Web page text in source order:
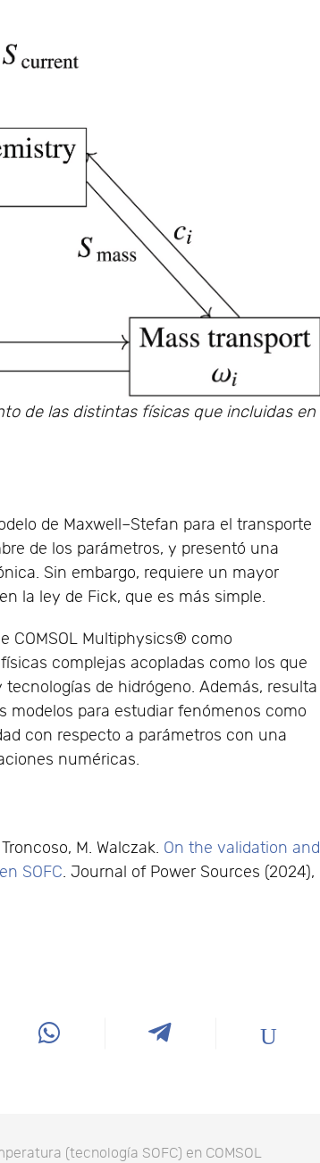
de las distintas físicas que incluidas en
de Maxwell–Stefan para el transporte
de los parámetros, y presentó una
Sin embargo, requiere un mayor
la ley de Fick, que es más simple.
COMSOL Multiphysics® como
complejas acopladas como los que
de hidrógeno. Además, resulta
modelos para estudiar fenómenos como
con respecto a parámetros con una
numéricas.
M. Walczak. On the validation and
SOFC. Journal of Power Sources (2024),
(tecnología SOFC) en COMSOL